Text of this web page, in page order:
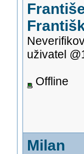
uživatel
Offline
Milan